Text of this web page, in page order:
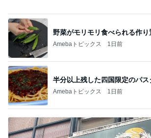
半分以上残した四国限定のパス
Amebaトピックス 1日前